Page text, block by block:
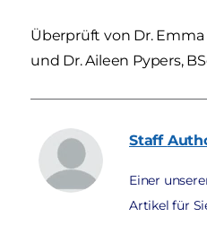
Überprüft von Dr. Emma
und Dr. Aileen Pypers,
Staff
Einer
Artikel für